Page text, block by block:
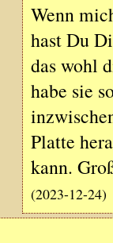
Wenn
hast Du
das wohl
habe sie
Platte
kann.
(2023-12-24)